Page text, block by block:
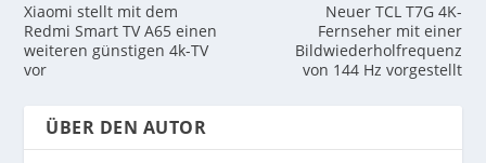
Xiaomi stellt mit dem
Redmi Smart TV A65 einen
weiteren günstigen 4k-TV
vor
Neuer TCL T7G 4K-
Fernseher mit einer
Bildwiederholfrequenz
von 144 Hz vorgestellt
ÜBER DEN AUTOR